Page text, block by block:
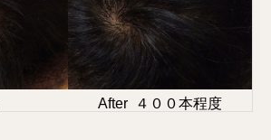
After ４００本程度